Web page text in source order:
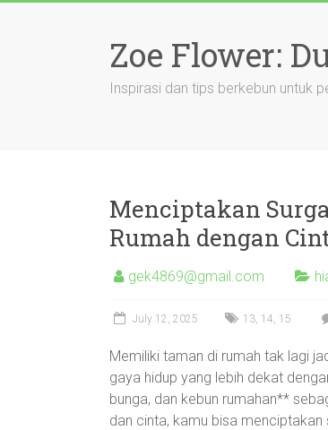
Zoe Flower:
Inspirasi dan tips berkebun untuk
Menciptakan
Rumah dengan
gek4869@gmail.com
July 12, 2025 13, 14, 15
Memiliki taman di rumah tak lagi
gaya hidup yang lebih dekat
bunga, dan kebun rumahan**
dan cinta, kamu bisa menciptakan